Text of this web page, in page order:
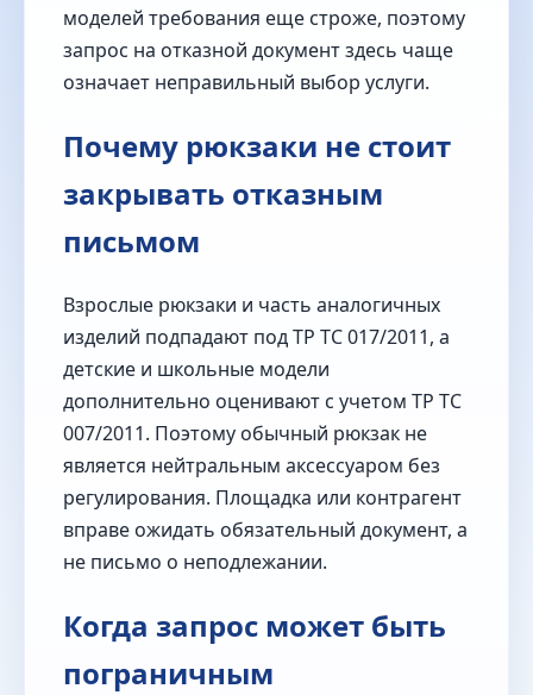
моделей требования еще строже, поэтому
запрос на отказной документ здесь чаще
означает неправильный выбор услуги.
Почему рюкзаки не стоит
закрывать отказным
письмом
Взрослые рюкзаки и часть аналогичных
изделий подпадают под ТР ТС 017/2011, а
детские и школьные модели
дополнительно оценивают с учетом ТР ТС
007/2011. Поэтому обычный рюкзак не
является нейтральным аксессуаром без
регулирования. Площадка или контрагент
вправе ожидать обязательный документ, а
не письмо о неподлежании.
Когда запрос может быть
пограничным